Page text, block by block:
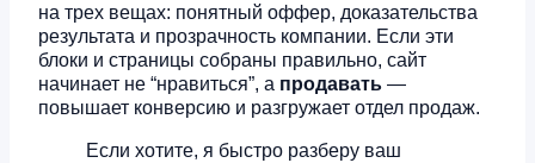
на трех вещах: понятный оффер, доказательства
результата и прозрачность компании. Если эти
блоки и страницы собраны правильно, сайт
начинает не “нравиться”, а продавать —
повышает конверсию и разгружает отдел продаж.
Если хотите, я быстро разберу ваш